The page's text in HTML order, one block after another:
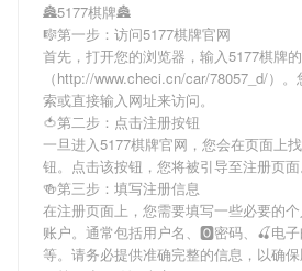
🏯5177棋牌🏯
🎼第一步：访问5177棋牌官网
首先，打开您的浏览器，输入5177棋牌
（http://www.checi.cn/car/78057_d/）
索或直接输入网址来访问。
🍅第二步：点击注册按钮
一旦进入5177棋牌官网，您会在页面上
钮。点击该按钮，您将被引导至注册页面
🍻第三步：填写注册信息
在注册页面上，您需要填写一些必要的
账户。通常包括用户名、🅾密码、🍒电
等。请务必提供准确完整的信息，以确保